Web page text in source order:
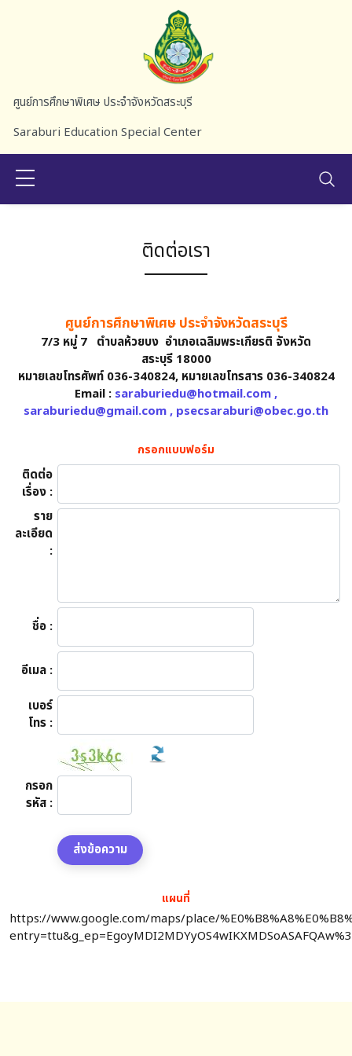
ศูนย์การศึกษาพิเศษ ประจำจังหวัดสระบุรี
Saraburi Education Special Center
ติดต่อเรา
ศูนย์การศึกษาพิเศษ ประจำจังหวัดสระบุรี
7/3 หมู่ 7 ตำบลห้วยบง อำเภอเฉลิมพระเกียรติ จังหวัด
สระบุรี 18000
หมายเลขโทรศัพท์ 036-340824, หมายเลขโทรสาร 036-340824
Email : saraburiedu@hotmail.com ,
saraburiedu@gmail.com , psecsaraburi@obec.go.th
กรอกแบบฟอร์ม
ติดต่อ
เรื่อง :
ราย
ละเอียด
:
ชื่อ :
อีเมล :
เบอร์
โทร :
กรอก
รหัส :
แผนที่
https://www.google.com/maps/place/